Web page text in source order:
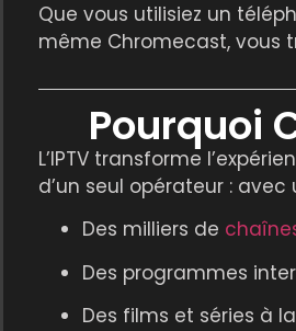
Que vous utilisiez un
même Chromecast, vous
Pourquoi
L’IPTV transforme
d’un seul opérateur :
Des milliers de
Des programmes
Des films et séries à